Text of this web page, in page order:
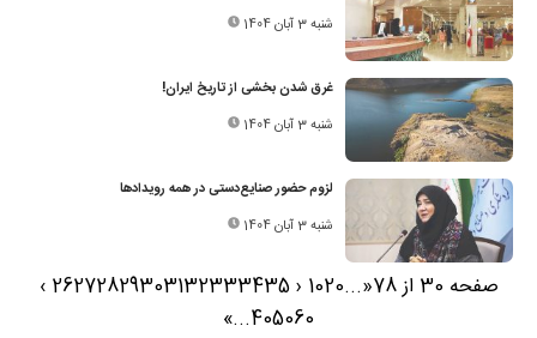
شنبه 3 آبان 1404
غرق شدن بخشی از تاریخ ایران!
شنبه 3 آبان 1404
لزوم حضور صنایع‌دستی در همه رویدادها
شنبه 3 آبان 1404
صفحه 30 از 78 «
...
1020
‹
26272829303132333435
›
405060
...
»